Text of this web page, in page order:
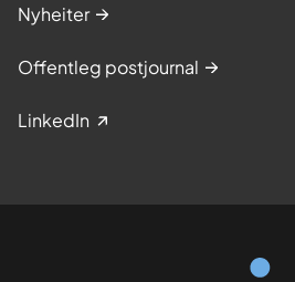
Nyheiter
Offentleg postjournal
LinkedIn